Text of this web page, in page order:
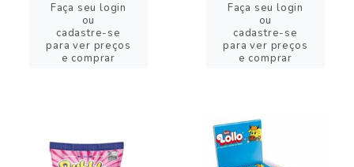
Faça seu login
ou
cadastre-se
para ver preços
e comprar
Faça seu login
ou
cadastre-se
para ver preços
e comprar